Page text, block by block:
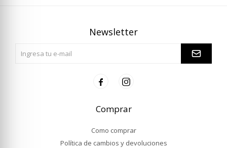
Comprar
Como comprar
Política de cambios y devoluciones
Newsletter
 